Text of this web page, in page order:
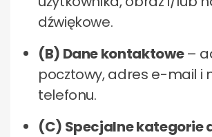
dźwiękowe.
(B) Dane kontaktowe–
pocztowy, adres e-mail i
telefonu.
(C) Specjalne kategorie